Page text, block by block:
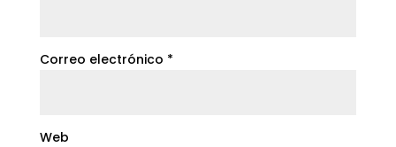
Correo electrónico *
Web